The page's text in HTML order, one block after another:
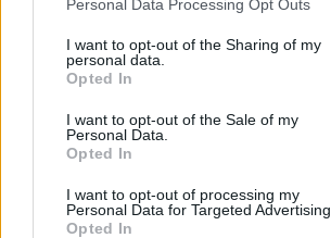
Personal Data Processing Opt Outs
I want to opt-out of the Sharing of my
personal data.
Opted In
I want to opt-out of the Sale of my
Personal Data.
Opted In
I want to opt-out of processing my
Personal Data for Targeted Advertising.
Opted In